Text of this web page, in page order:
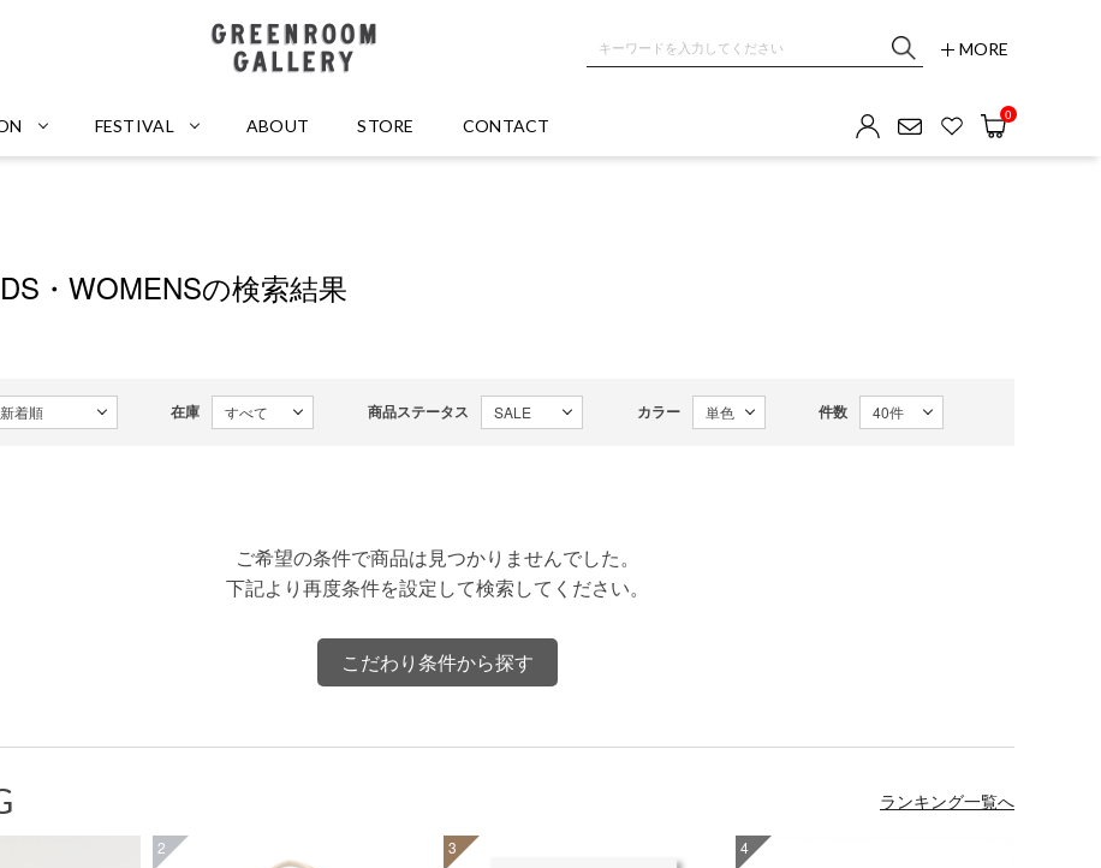
MORE
FESTIVAL ABOUT STORE CONTACT
0
・WOMENSの検索結果
在庫 商品ステータス カラー 件数
ご希望の条件で商品は見つかりませんでした。
下記より再度条件を設定して検索してください。
こだわり条件から探す
ランキング一覧へ
2 3 4